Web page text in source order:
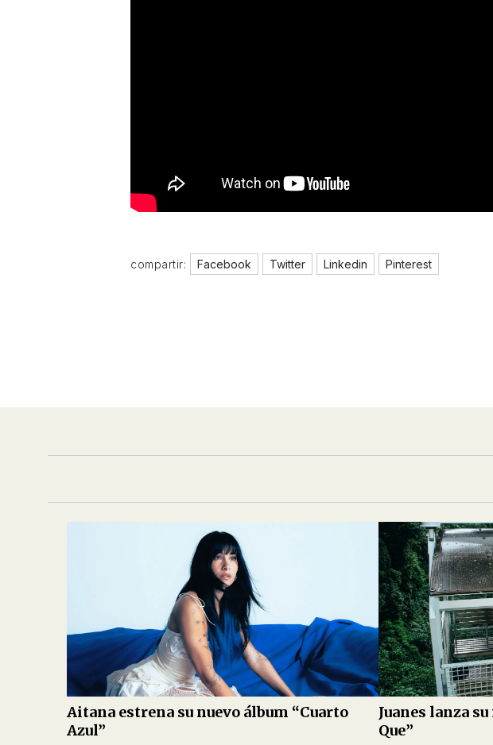
compartir: Facebook Twitter Linkedin Pinterest
Aitana estrena su nuevo álbum “Cuarto
Azul”
Juanes lanza
Que”